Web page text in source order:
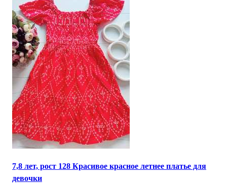
7,8 лет, рост 128 Красивое красное летнее платье для
девочки